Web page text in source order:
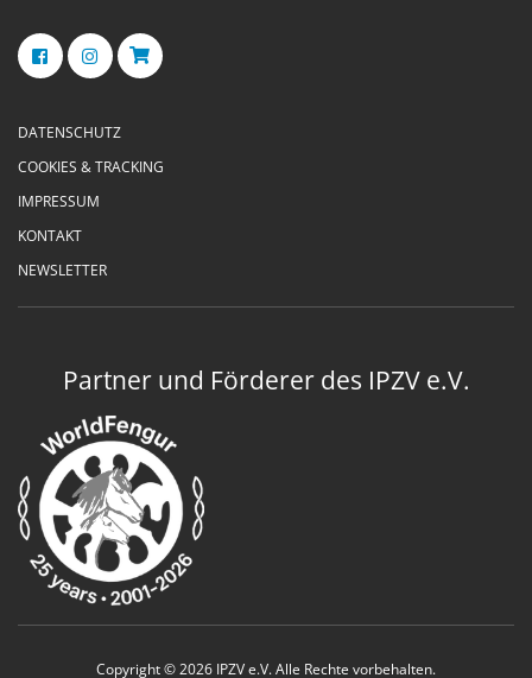
DATENSCHUTZ
COOKIES & TRACKING
IMPRESSUM
KONTAKT
NEWSLETTER
Partner und Förderer des IPZV e.V.
Copyright © 2026 IPZV e.V. Alle Rechte vorbehalten.